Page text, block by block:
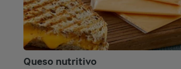
Queso nutritivo